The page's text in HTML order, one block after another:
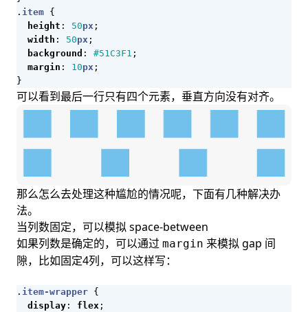
. item {
height : 50px ;
width : 50px ;
background : #51C3F1 ;
margin : 10px ;
}
可以看到最后一行只有四个元素，垂直方向没有对齐。
那么怎么去处理这种尴尬的情况呢，下面有几种解决办
法。
当列数固定，可以模拟 space-between
如果列数是确定的，可以通过 margin 来模拟 gap 间
隙，比如固定4列，可以这样写：
. item-wrapper {
display : flex ;